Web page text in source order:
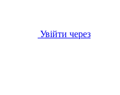
Увійти через